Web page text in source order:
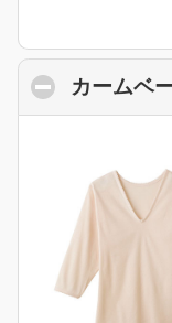
カーム